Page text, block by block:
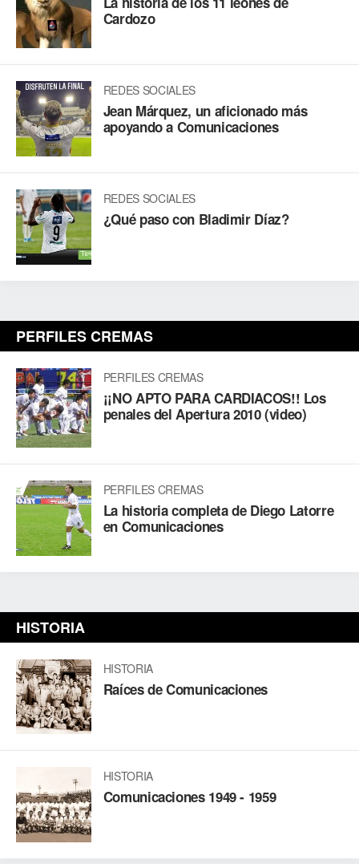
Cardozo
REDES SOCIALES
Jean Márquez, un aficionado más
apoyando a Comunicaciones
REDES SOCIALES
¿Qué paso con Bladimir Díaz?
PERFILES CREMAS
PERFILES CREMAS
¡¡NO APTO PARA CARDIACOS!! Los
penales del Apertura 2010 (video)
PERFILES CREMAS
La historia completa de Diego Latorre
en Comunicaciones
HISTORIA
HISTORIA
Raíces de Comunicaciones
HISTORIA
Comunicaciones 1949 - 1959